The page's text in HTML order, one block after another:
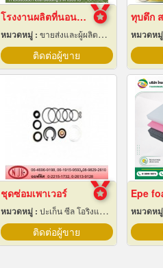
โรงงานผลิตที่นอนโรงแรม
หมวดหมู่ : ขายส่งและผู้ผลิตที่นอน
ติดต่อผู้ขาย
ทุบตึก
หมวดห
ชุดซ่อมเพาเวอร์
หมวดหมู่ : ปะเก็น ซีล โอริงและออยซีล
ติดต่อผู้ขาย
หมวดห